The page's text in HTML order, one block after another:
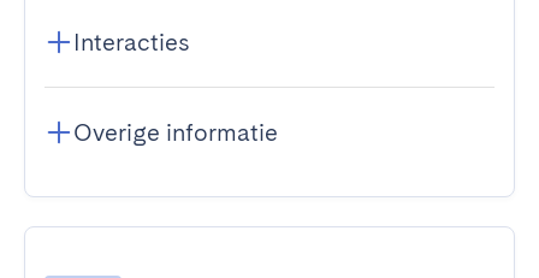
Interacties
Overige informatie